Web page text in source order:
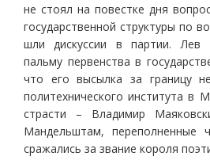
не стоял на повестке дня
государственной структуры по
шли дискуссии в партии. Лев
пальму первенства в
что его высылка за границу
политехнического института в
страсти – Владимир
Мандельштам, переполненные
сражались за звание короля